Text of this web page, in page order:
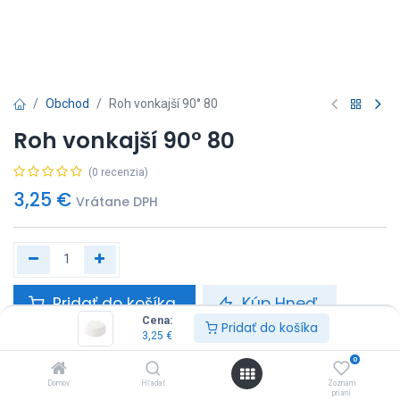
Cena:
3,25 € Pridať do košíka
Domov Hľadať
0
Zoznam
prianí
Obchod Roh vonkajší 90° 80
Roh vonkajší 90° 80
(0 recenzia)
3,25 € Vrátane DPH
Pridať do košíka Kúp Hneď
klimatizácia príslušenstvo